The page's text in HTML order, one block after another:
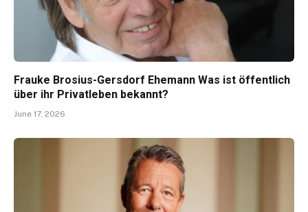
Frauke Brosius-Gersdorf Ehemann Was ist öffentlich
über ihr Privatleben bekannt?
June 17, 2026